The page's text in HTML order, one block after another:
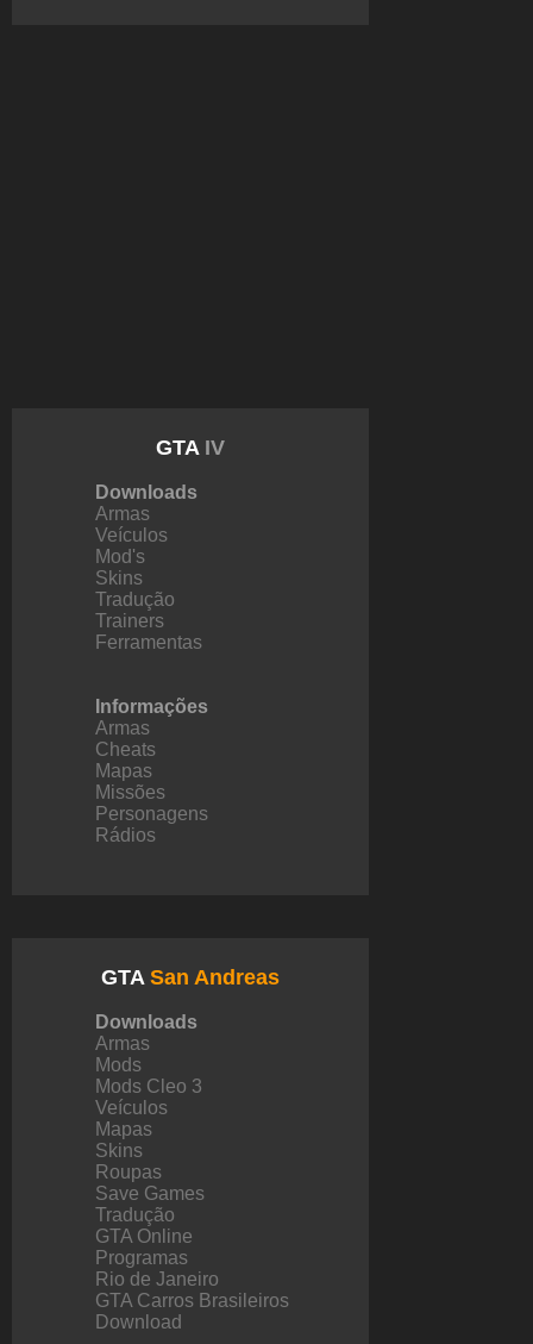
GTA IV
Downloads
Armas
Veículos
Mod's
Skins
Tradução
Trainers
Ferramentas
Informações
Armas
Cheats
Mapas
Missões
Personagens
Rádios
GTA San Andreas
Downloads
Armas
Mods
Mods Cleo 3
Veículos
Mapas
Skins
Roupas
Save Games
Tradução
GTA Online
Programas
Rio de Janeiro
GTA Carros Brasileiros
Download